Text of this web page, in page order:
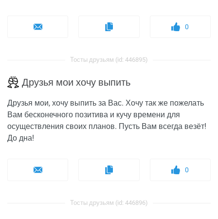
0
Тосты друзьям (id: 446895)
Друзья мои хочу выпить
Друзья мои, хочу выпить за Вас. Хочу так же пожелать
Вам бесконечного позитива и кучу времени для
осуществления своих планов. Пусть Вам всегда везёт!
До дна!
0
Тосты друзьям (id: 446896)